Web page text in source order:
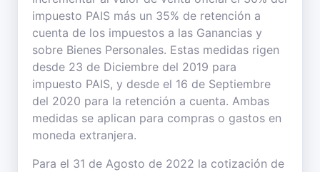
impuesto PAIS más un 35% de retención a
cuenta de los impuestos a las Ganancias y
sobre Bienes Personales. Estas medidas rigen
desde 23 de Diciembre del 2019 para
impuesto PAIS, y desde el 16 de Septiembre
del 2020 para la retención a cuenta. Ambas
medidas se aplican para compras o gastos en
moneda extranjera.
Para el 31 de Agosto de 2022 la cotización de